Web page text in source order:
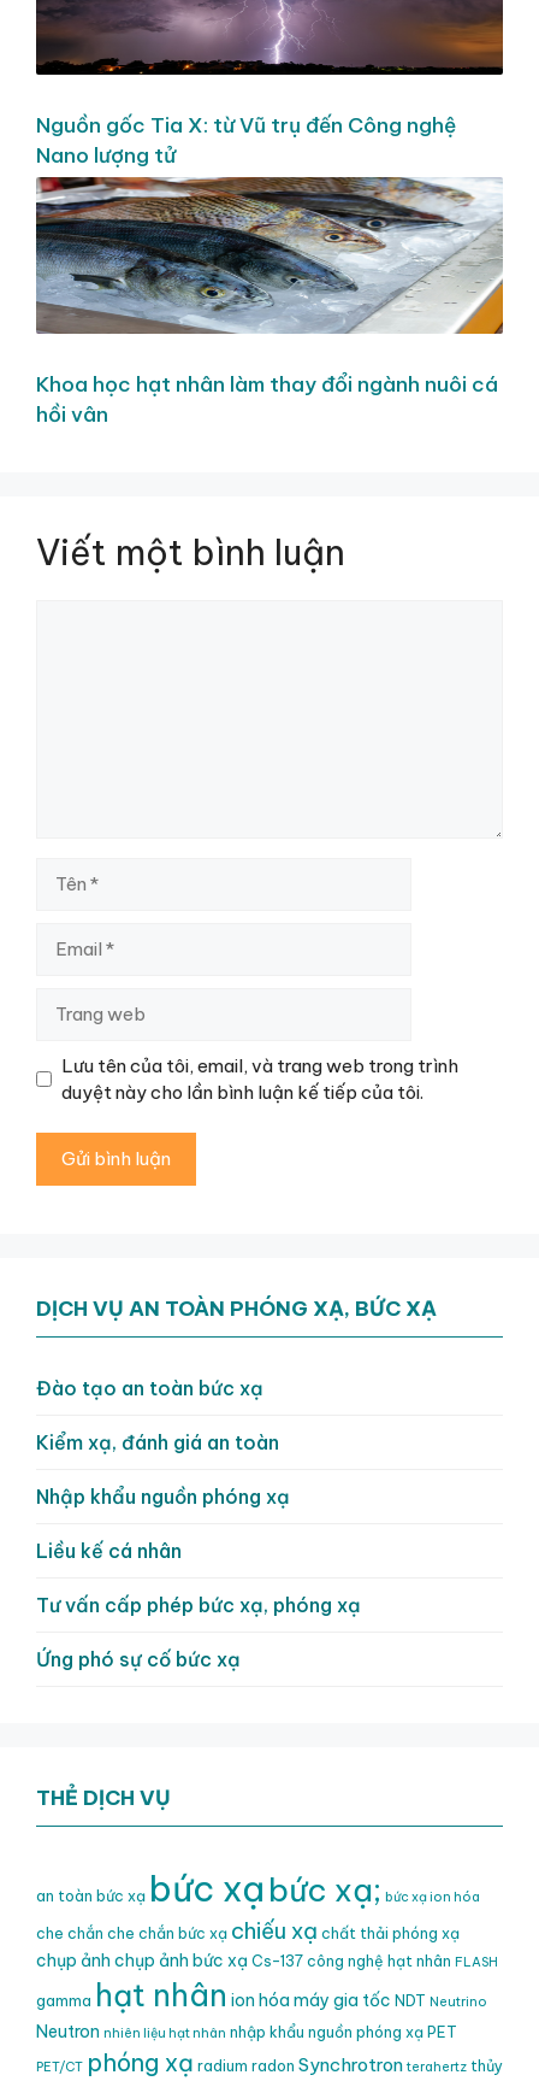
Nguồn gốc Tia X: từ Vũ trụ đến Công nghệ
Nano lượng tử
Khoa học hạt nhân làm thay đổi ngành nuôi cá
hồi vân
Viết một bình luận
web
Lưu tên của tôi, email, và trang web trong trình
duyệt này cho lần bình luận kế tiếp của tôi.
DỊCH VỤ AN TOÀN PHÓNG XẠ, BỨC XẠ
Đào tạo an toàn bức xạ
Kiểm xạ, đánh giá an toàn
Nhập khẩu nguồn phóng xạ
Liều kế cá nhân
Tư vấn cấp phép bức xạ, phóng xạ
Ứng phó sự cố bức xạ
THẺ DỊCH VỤ
an toàn bức xạ bức xạ bức xạ; bức xạ ion hóa
che chắn che chắn bức xạ chiếu xạ chất thải phóng xạ
chụp ảnh chụp ảnh bức xạ Cs-137 công nghệ hạt nhân FLASH
gamma hạt nhân ion hóa máy gia tốc NDT Neutrino
Neutron nhiên liệu hạt nhân nhập khẩu nguồn phóng xạ PET
PET/CT phóng xạ radium radon Synchrotron terahertz thủy